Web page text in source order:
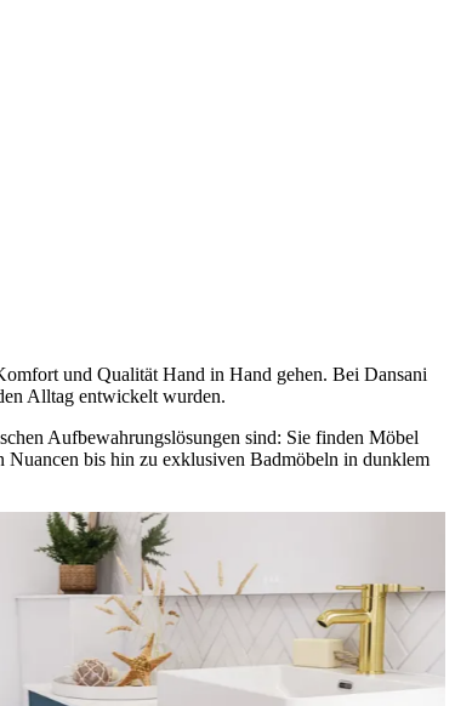
und Qualität Hand in Hand gehen. Bei Dansani
Alltag entwickelt wurden.
Aufbewahrungslösungen sind: Sie finden Möbel
bis hin zu exklusiven Badmöbeln in dunklem